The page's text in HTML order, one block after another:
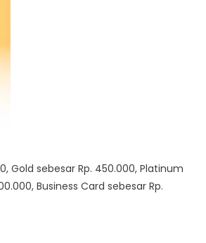
Gold sebesar Rp. 450.000, Platinum
Business Card sebesar Rp.